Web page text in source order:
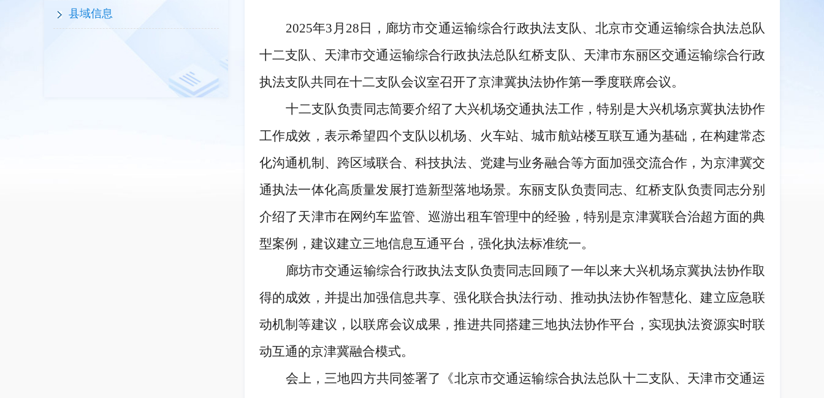
县域信息
2025年3月28日，廊坊市交通运输综合行政执法支队、北京市交通运输综合执法总队
十二支队、天津市交通运输综合行政执法总队红桥支队、天津市东丽区交通运输综合行政
执法支队共同在十二支队会议室召开了京津冀执法协作第一季度联席会议。
十二支队负责同志简要介绍了大兴机场交通执法工作，特别是大兴机场京冀执法协作
工作成效，表示希望四个支队以机场、火车站、城市航站楼互联互通为基础，在构建常态
化沟通机制、跨区域联合、科技执法、党建与业务融合等方面加强交流合作，为京津冀交
通执法一体化高质量发展打造新型落地场景。东丽支队负责同志、红桥支队负责同志分别
介绍了天津市在网约车监管、巡游出租车管理中的经验，特别是京津冀联合治超方面的典
型案例，建议建立三地信息互通平台，强化执法标准统一。
廊坊市交通运输综合行政执法支队负责同志回顾了一年以来大兴机场京冀执法协作取
得的成效，并提出加强信息共享、强化联合执法行动、推动执法协作智慧化、建立应急联
动机制等建议，以联席会议成果，推进共同搭建三地执法协作平台，实现执法资源实时联
动互通的京津冀融合模式。
会上，三地四方共同签署了《北京市交通运输综合执法总队十二支队、天津市交通运